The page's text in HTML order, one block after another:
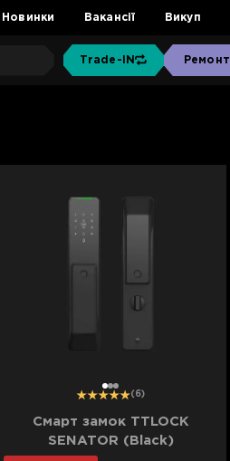
Новинки Вакансії Викуп
Trade-IN Ремонт
12 3 (6)
Смарт замок TTLOCK
SENATOR (Black)